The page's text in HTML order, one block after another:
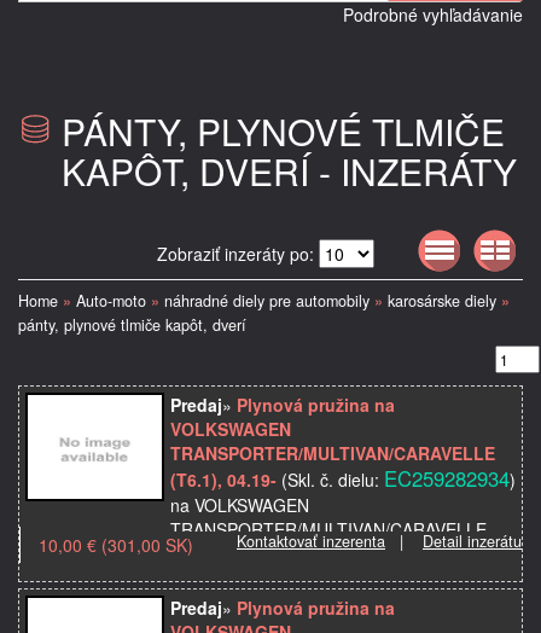
Podrobné vyhľadávanie
PÁNTY, PLYNOVÉ TLMIČE
KAPÔT, DVERÍ - INZERÁTY
Zobraziť inzeráty po:
Home » Auto-moto » náhradné diely pre automobily » karosárske diely »
pánty, plynové tlmiče kapôt, dverí
Predaj» Plynová pružina na
VOLKSWAGEN
TRANSPORTER/MULTIVAN/CARAVELLE
(T6.1), 04.19- (Skl. č. dielu: EC259282934)
na VOLKSWAGEN
TRANSPORTER/MULTIVAN/CARAVELLE
(T6.1), 04.19-
Značka: VOLKSWAGEN
Model použitia:
Kvalita: Štandardná kvalitná alternatíva
Kontaktovať inzerenta | Detail inzerátu
10,00 € (301,00 SK)
Predaj» Plynová pružina na